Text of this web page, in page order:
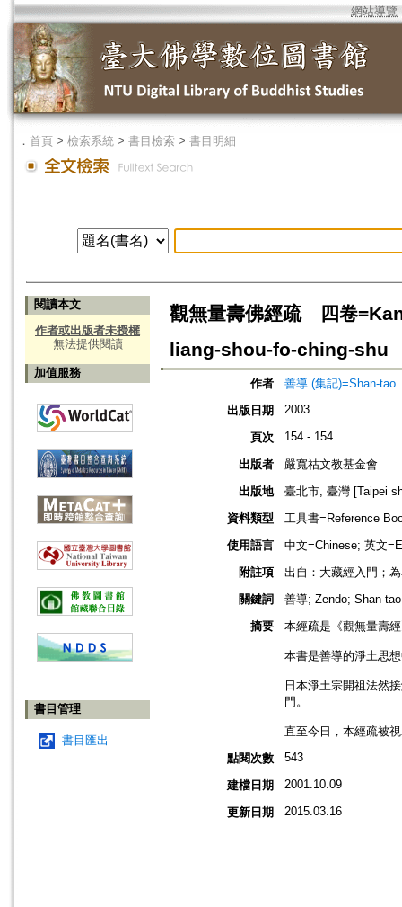
網站導覽
． 首頁 > 檢索系統 > 書目檢索 > 書目明細
閱讀本文
作者或出版者未授權
無法提供閱讀
加值服務
書目管理
書目匯出
觀無量壽佛經疏 四卷
liang-shou-fo-ching-shu
作者
善導 (集記)=Shan-tao
出版日期
2003
頁次 154 - 154
出版者
嚴寬祜文教基金會
出版地
臺北市, 臺灣 [Taipei
資料類型
工具書=Reference
使用語言
中文=Chinese; 英文
附註項
出自：大藏經入門；
關鍵詞
善導; Zendo; Shan-tao
摘要
本經疏是《觀無量壽
本書是善導的淨土思
日本淨土宗開祖法然
門。
直至今日，本經疏被
點閱次數
543
建檔日期 2001.10.09
更新日期 2015.03.16